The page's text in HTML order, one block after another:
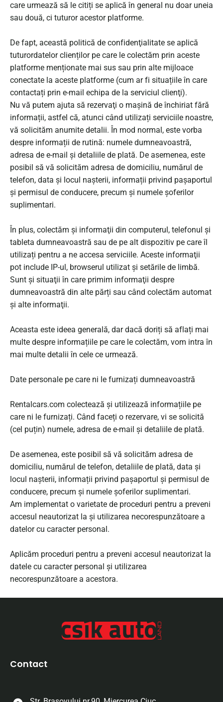
care urmează să le citiți se aplică în general nu doar uneia
sau două, ci tuturor acestor platforme.
De fapt, această politică de confidenţialitate se aplică
tuturordatelor clienților pe care le colectăm prin aceste
platforme menționate mai sus sau prin alte mijloace
conectate la aceste platforme (cum ar fi situațiile în care
contactați prin e-mail echipa de la serviciul clienţi).
Nu vă putem ajuta să rezervaţi o mașină de închiriat fără
informații, astfel că, atunci când utilizați serviciile noastre,
vă solicităm anumite detalii. În mod normal, este vorba
despre informații de rutină: numele dumneavoastră,
adresa de e-mail și detaliile de plată. De asemenea, este
posibil să vă solicităm adresa de domiciliu, numărul de
telefon, data și locul nașterii, informații privind pașaportul
și permisul de conducere, precum și numele șoferilor
suplimentari.
În plus, colectăm şi informaţii din computerul, telefonul și
tableta dumneavoastră sau de pe alt dispozitiv pe care îl
utilizați pentru a ne accesa serviciile. Aceste informaţii
pot include IP-ul, browserul utilizat şi setările de limbă.
Sunt şi situaţii în care primim informaţii despre
dumneavoastră din alte părți sau când colectăm automat
şi alte informaţii.
Aceasta este ideea generală, dar dacă doriți să aflați mai
multe despre informațiile pe care le colectăm, vom intra în
mai multe detalii în cele ce urmează.
Date personale pe care ni le furnizați dumneavoastră
Rentalcars.com colectează și utilizează informațiile pe
care ni le furnizați. Când faceți o rezervare, vi se solicită
(cel puțin) numele, adresa de e-mail și detaliile de plată.
De asemenea, este posibil să vă solicităm adresa de
domiciliu, numărul de telefon, detaliile de plată, data și
locul nașterii, informații privind pașaportul și permisul de
conducere, precum și numele șoferilor suplimentari.
Am implementat o varietate de proceduri pentru a preveni
accesul neautorizat la și utilizarea necorespunzătoare a
datelor cu caracter personal.
Aplicăm proceduri pentru a preveni accesul neautorizat la
datele cu caracter personal și utilizarea
necorespunzătoare a acestora.
Contact